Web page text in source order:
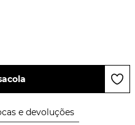
e devoluções